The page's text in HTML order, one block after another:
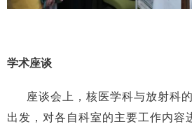
学术座谈
座谈会上，核医学科与放射科
出发，对各自科室的主要工作内容